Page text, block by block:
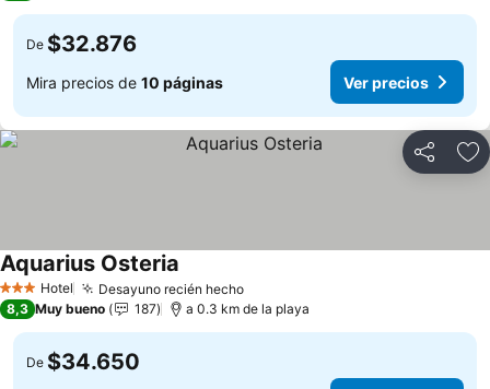
De $32.876
Mira precios de 10 páginas Ver precios
Compartir
3 Estrellas
Hotel Desayuno recién hechoVer precios
Aquarius Osteria
8,3 Muy bueno 187 a 0.3 km de la playa
De $34.650